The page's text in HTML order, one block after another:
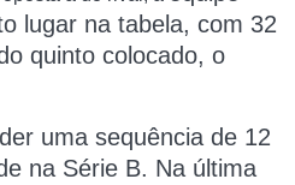
lugar na tabela, com 32
quinto colocado, o
uma sequência de 12
na Série B. Na última